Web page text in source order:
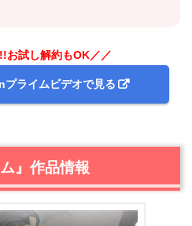
お試し解約もOK／／
ライムビデオで見る
』作品情報